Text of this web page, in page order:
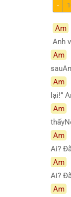
-
Am
Anh
Am
Am
lại!”
Am
Am
Ai?
Am
Ai?
Am